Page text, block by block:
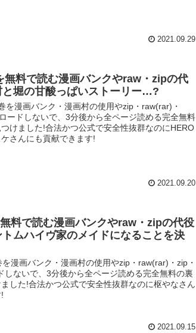
2021.09.29
無料で読む漫画バンクやraw・zipの代
と堀の甘酸っぱいストーリー…?
を漫画バンク・漫画村の使用やzip・raw(rar)・
ードしないで、3分後から全ページ読める完全無料
けました!合法かつ公式で安全性抜群なのにHERO
さんにも貢献できます!
2021.09.20
料で読む漫画バンクやraw・zipの代役
ムハイヴ家のメイドになることを決
漫画バンク・漫画村の使用やzip・raw(rar)・zip・
しないで、3分後から全ページ読める完全無料の裏
した!合法かつ公式で安全性抜群なのに枢やなさん
2021.09.15